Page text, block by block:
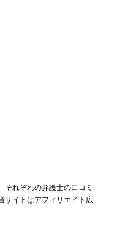
それぞれの弁護士の口コミ
トはアフィリエイト広